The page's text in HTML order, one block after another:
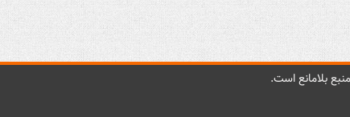
بلامانع است.